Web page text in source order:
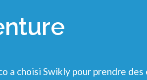
a choisi Swikly pour prendre des